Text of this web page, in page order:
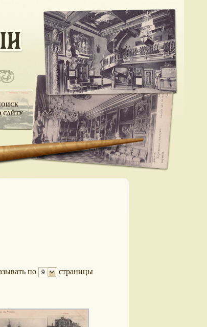
САЙТУ
по 9 страницы